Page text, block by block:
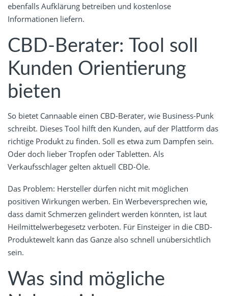
ebenfalls Aufklärung betreiben und kostenlose
Informationen liefern.
CBD-Berater: Tool soll
Kunden Orientierung
bieten
So bietet Cannaable einen CBD-Berater, wie Business-Punk
schreibt. Dieses Tool hilft den Kunden, auf der Plattform das
richtige Produkt zu finden. Soll es etwa zum Dampfen sein.
Oder doch lieber Tropfen oder Tabletten. Als
Verkaufsschlager gelten aktuell CBD-Öle.
Das Problem: Hersteller dürfen nicht mit möglichen
positiven Wirkungen werben. Ein Werbeversprechen wie,
dass damit Schmerzen gelindert werden könnten, ist laut
Heilmittelwerbegesetz verboten. Für Einsteiger in die CBD-
Produktewelt kann das Ganze also schnell unübersichtlich
sein.
Was sind mögliche